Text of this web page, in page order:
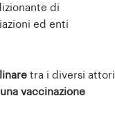
di
ed enti
tra i diversi attori
vaccinazione